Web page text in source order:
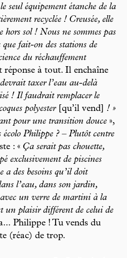
seul équipement étanche de la
recyclée ! Creusée, elle
hors sol ! Nous ne sommes pas
fait-on des stations de
du réchauffement
réponse à tout. Il enchaîne
taxer l’eau au-delà
! Il faudrait remplacer le
polyester [qu’il vend]
! »
pour une transition douce »,
écolo Philippe ? – Plutôt centre
: « Ça serait pas chouette,
exclusivement de piscines
a des besoins qu’il doit
l’eau, dans son jardin,
avec un verre de martini à la
un plaisir différent de celui de
Philippe ! Tu vends du
(réac) de trop.